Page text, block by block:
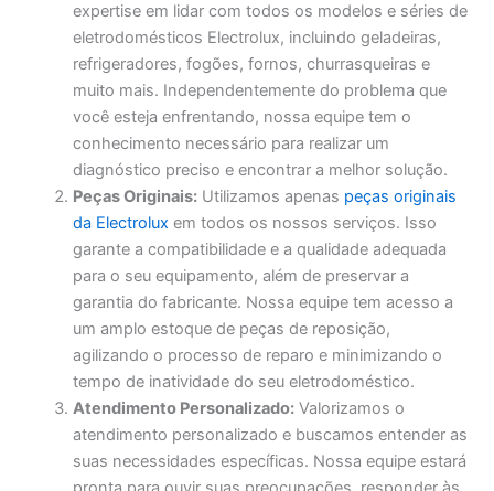
expertise em lidar com todos os modelos e séries de
eletrodomésticos Electrolux, incluindo geladeiras,
refrigeradores, fogões, fornos, churrasqueiras e
muito mais. Independentemente do problema que
você esteja enfrentando, nossa equipe tem o
conhecimento necessário para realizar um
diagnóstico preciso e encontrar a melhor solução.
Peças Originais: Utilizamos apenas peças originais
da Electrolux em todos os nossos serviços. Isso
garante a compatibilidade e a qualidade adequada
para o seu equipamento, além de preservar a
garantia do fabricante. Nossa equipe tem acesso a
um amplo estoque de peças de reposição,
agilizando o processo de reparo e minimizando o
tempo de inatividade do seu eletrodoméstico.
Atendimento Personalizado: Valorizamos o
atendimento personalizado e buscamos entender as
suas necessidades específicas. Nossa equipe estará